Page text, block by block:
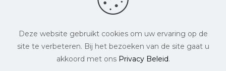
© Eten met Lay. Alle rechten voorbehouden. |
Deze website gebruikt cookies om uw ervaring op de
site te verbeteren. Bij het bezoeken van de site gaat u
akkoord met ons Privacy Beleid.